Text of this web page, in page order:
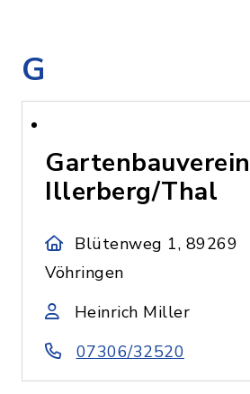
G
Gartenbauverein
Illerberg/Thal
Blütenweg 1, 89269
Vöhringen
Heinrich Miller
07306/32520